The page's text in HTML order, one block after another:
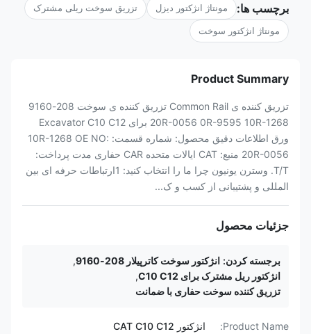
برچسب ها: مونتاژ انژکتور دیزل تزریق سوخت ریلی مشترک
مونتاژ انژکتور سوخت
Product Summary
تزریق کننده ی Common Rail تزریق کننده ی سوخت 208-9160
20R-0056 0R-9595 10R-1268 برای Excavator C10 C12
ورق اطلاعات دقیق محصول: شماره قسمت: 10R-1268 OE NO:
20R-0056 منبع: CAT ایالات متحده CAR حفاری مدت پرداخت:
T/T. وسترن یونیون چرا ما را انتخاب کنید: 1ارتباطات حرفه ای بین
المللی و پشتیبانی از کسب و ک...
جزئیات محصول
برجسته کردن: انژکتور سوخت کاترپیلار 208-9160
,
انژکتور ریل مشترک برای C10 C12
,
تزریق کننده سوخت حفاری با ضمانت
Product Name:
انژکتور CAT C10 C12